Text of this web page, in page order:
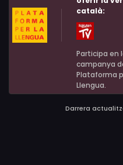
simpatitzen amb la idea
com a dona, emprenedora
català:
Participa en
campanya
Plataforma
Llengua.
Darrera